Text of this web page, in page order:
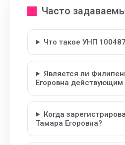
Часто
Что такое УНП
Является ли
Егоровна действующим
Когда
Тамара Егоровна?